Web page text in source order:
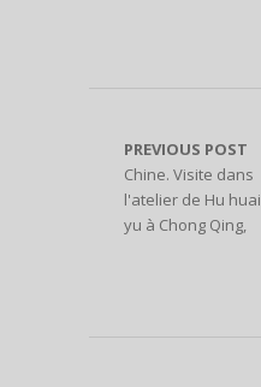
PREVIOUS POST
Chine. Visite dans
l'atelier de Hu huai
yu à Chong Qing,